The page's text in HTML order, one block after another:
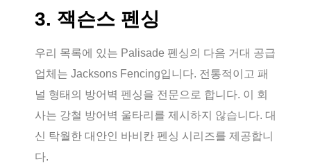
3. 잭슨스 펜싱
우리 목록에 있는 Palisade 펜싱의 다음 거대 공급
업체는 Jacksons Fencing입니다. 전통적이고 패
널 형태의 방어벽 펜싱을 전문으로 합니다. 이 회
사는 강철 방어벽 울타리를 제시하지 않습니다. 대
신 탁월한 대안인 바비칸 펜싱 시리즈를 제공합니
다.